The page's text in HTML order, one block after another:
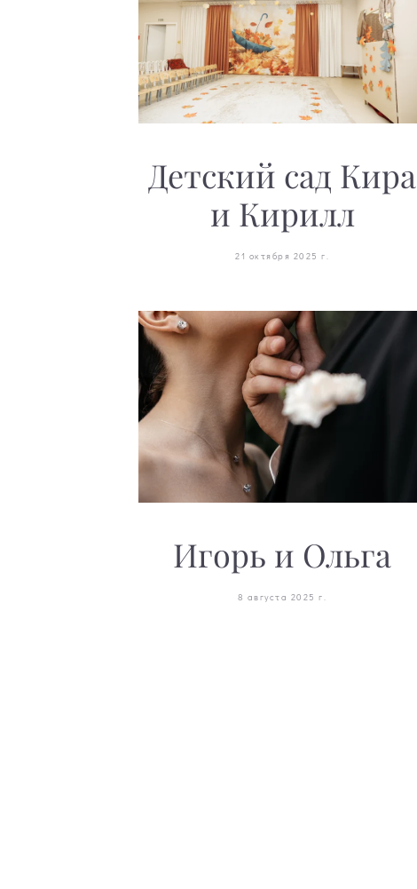
Детский сад Кира
и Кирилл
21 октября 2025 г.
Игорь и Ольга
8 августа 2025 г.